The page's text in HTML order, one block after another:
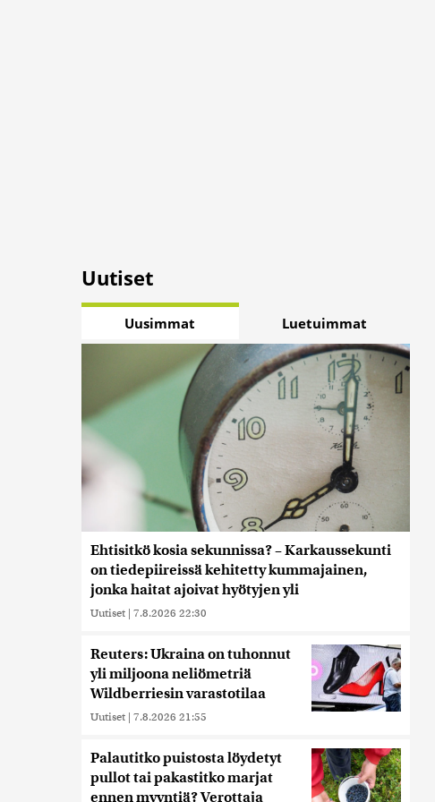
Uutiset
Uusimmat Luetuimmat
Ehtisitkö kosia sekunnissa? – Karkaussekunti
on tiedepiireissä kehitetty kummajainen,
jonka haitat ajoivat hyötyjen yli
Uutiset | 7.8.2026 22:30
Reuters: Ukraina on tuhonnut
yli miljoona neliömetriä
Wildberriesin varastotilaa
Uutiset | 7.8.2026 21:55
Palautitko puistosta löydetyt
pullot tai pakastitko marjat
ennen myyntiä? Verottaja